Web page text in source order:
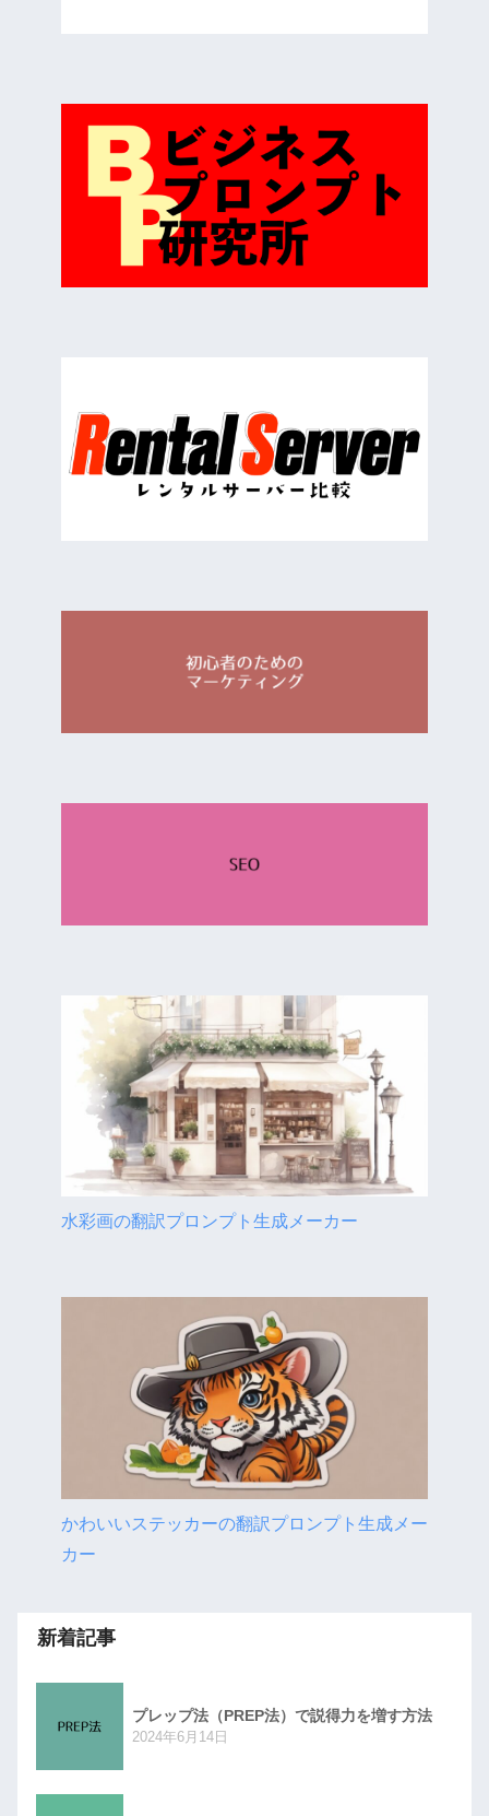
水彩画の翻訳プロンプト生成メーカー
かわいいステッカーの翻訳プロンプト生成メー
カー
新着記事
プレップ法（PREP法）で説得力を増す方法
2024年6月14日